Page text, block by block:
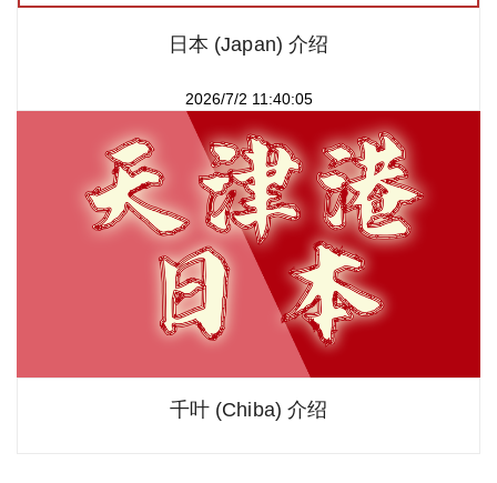
日本 (Japan) 介绍
2026/7/2 11:40:05
千叶 (Chiba) 介绍